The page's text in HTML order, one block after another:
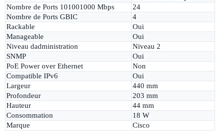
Nombre de Ports 101001000 Mbps
24
Nombre de Ports GBIC
4
Rackable
Oui
Manageable
Oui
Niveau dadministration
Niveau 2
SNMP
Oui
PoE Power over Ethernet
Non
Compatible IPv6
Oui
Largeur
440 mm
Profondeur
203 mm
Hauteur
44 mm
Consommation
18 W
Marque
Cisco